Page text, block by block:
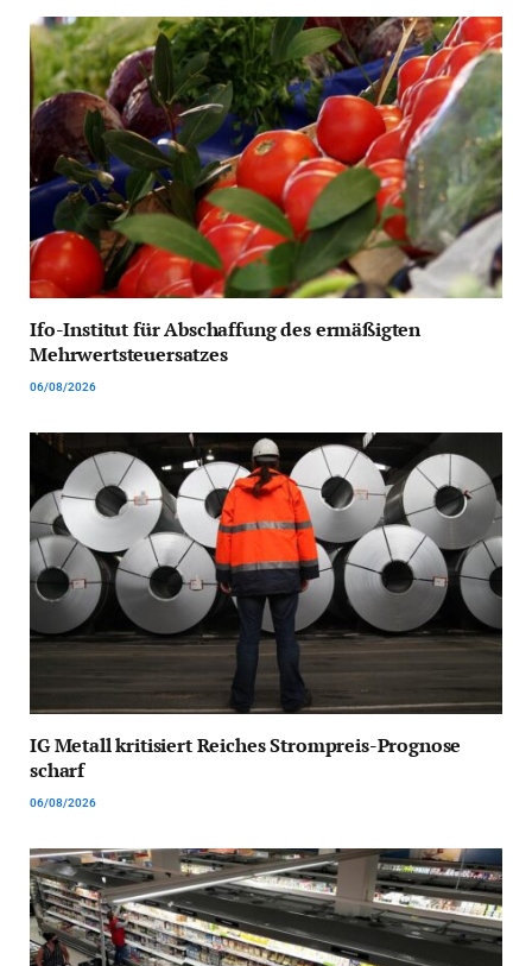
Ifo-Institut für Abschaffung des ermäßigten
Mehrwertsteuersatzes
06/08/2026
IG Metall kritisiert Reiches Strompreis-Prognose
scharf
06/08/2026